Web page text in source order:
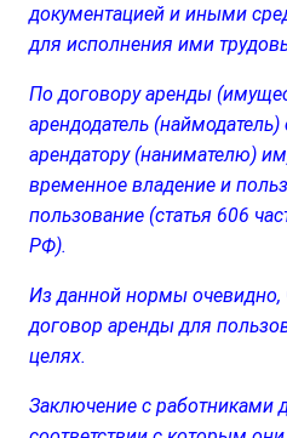
документацией и иными
для исполнения ими
По договору аренды
арендодатель (наймодатель)
арендатору (нанимателю)
временное владение и
пользование (статья 606
РФ).
Из данной нормы очевидно,
договор аренды для
целях.
Заключение с работниками